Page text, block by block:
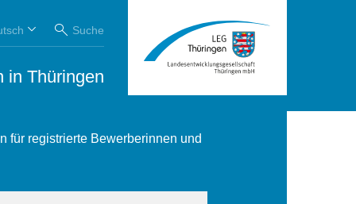
Suche
in Thüringenoder ein Praktikum in
für registrierte Bewerberinnen und